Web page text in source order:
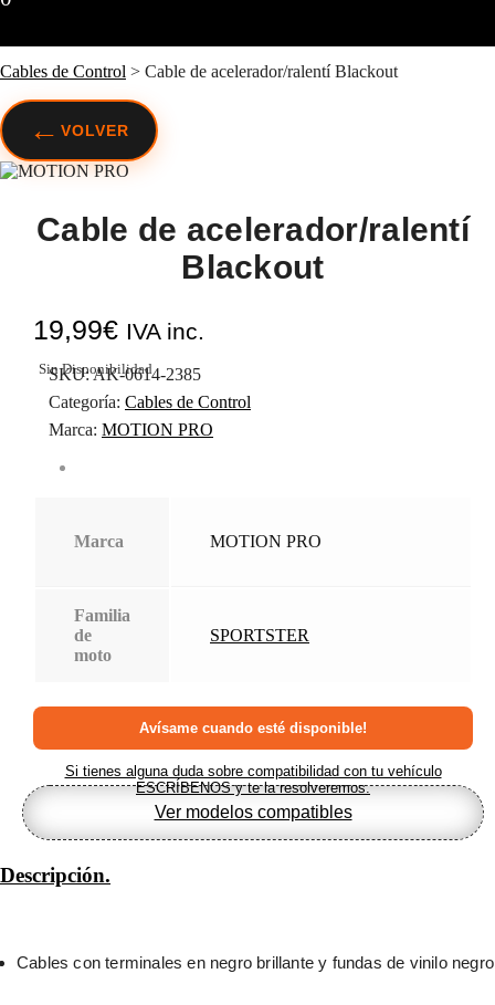
Cables de Control > Cable de acelerador/ralentí Blackout
← VOLVER
Cable de acelerador/ralentí
Blackout
19,99€ IVA inc.
Sin Disponibilidad
SKU:AK-0614-2385
Categoría: Cables de Control
Marca: MOTION PRO
Marca MOTION PRO
Familia
de
moto
SPORTSTER
Si tienes alguna duda sobre compatibilidad con tu vehículo
ESCRÍBENOS y te la resolveremos.
Ver modelos compatibles
Descripción.
Cables con terminales en negro brillante y fundas de vinilo negro